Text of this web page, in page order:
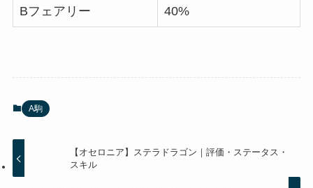
Bフェアリー 40%
A駒
【オセロニア】ステラドラゴン｜評価・ステータス・
スキル